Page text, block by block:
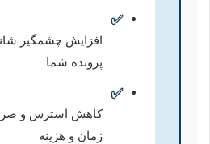
✅
افزایش چشمگیر
پرونده شما
✅
کاهش استرس و
زمان و هزینه